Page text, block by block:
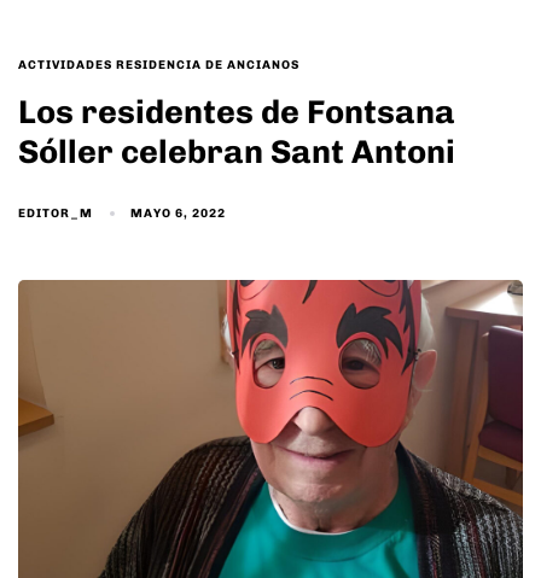
TAGS
ACTIVIDADES RESIDENCIA DE ANCIANOS
Los residentes de Fontsana
Sóller celebran Sant Antoni
EDITOR_M MAYO 6, 2022